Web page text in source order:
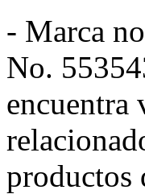
- Marca
No.
encuentra
productos